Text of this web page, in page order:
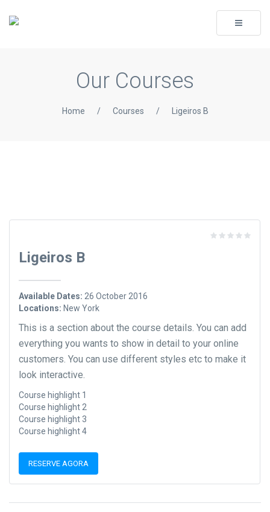
Toggle
Our Courses
Home / Courses / Ligeiros B
Ligeiros B
Available Dates: 26 October 2016
Locations: New York
This is a section about the course details. You can add
everything you wants to show in detail to your online
customers. You can use different styles etc to make it
look interactive.
Course highlight 1
Course highlight 2
Course highlight 3
Course highlight 4
RESERVE AGORA